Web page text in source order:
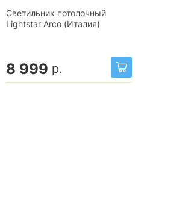
Светильник потолочный
Lightstar Arco (Италия)
8 999 р.